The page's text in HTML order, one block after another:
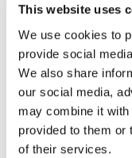
This website uses
We use cookies to
provide social
We also share
our social media,
may combine it with
provided to them or
of their services.
estrategia de
A la gente le
día. Aunque
los estudios de
único y requiere